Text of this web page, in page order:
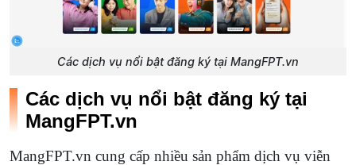
Các dịch vụ nổi bật đăng ký tại MangFPT.vn
Các dịch vụ nổi bật đăng ký tại
MangFPT.vn
MangFPT.vn cung cấp nhiều sản phẩm dịch vụ viễn